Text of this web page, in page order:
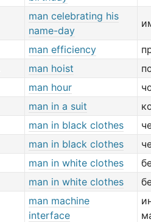
man celebrating his
name-day
man efficiency
man hoist
man hour
man in a suit
man in black clothes
man in black clothes
man in white clothes
man in white clothes
man machine
interface